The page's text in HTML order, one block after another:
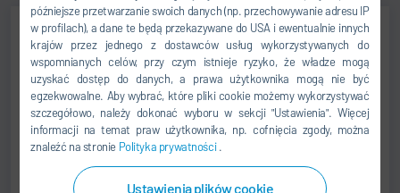
późniejsze przetwarzanie swoich danych (np. przechowywanie adresu IP
w profilach), a dane te będą przekazywane do USA i ewentualnie innych
krajów przez jednego z dostawców usług wykorzystywanych do
wspomnianych celów, przy czym istnieje ryzyko, że władze mogą
uzyskać dostęp do danych, a prawa użytkownika mogą nie być
egzekwowalne. Aby wybrać, które pliki cookie możemy wykorzystywać
szczegółowo, należy dokonać wyboru w sekcji "Ustawienia". Więcej
informacji na temat praw użytkownika, np. cofnięcia zgody, można
znaleźć na stronie Polityka prywatności.
Ustawienia plików cookie
Jens Reiner
Senior Vice President
SALES
+49 7142 78-0